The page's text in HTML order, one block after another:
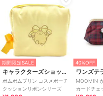
期間限定SALE
キャラクターズショップ ラフラフ
ポムポムプリン コスメポーチ
クッションリボンシリーズ
40%OFF
ワンズテ
MOOMIN
カードチェ